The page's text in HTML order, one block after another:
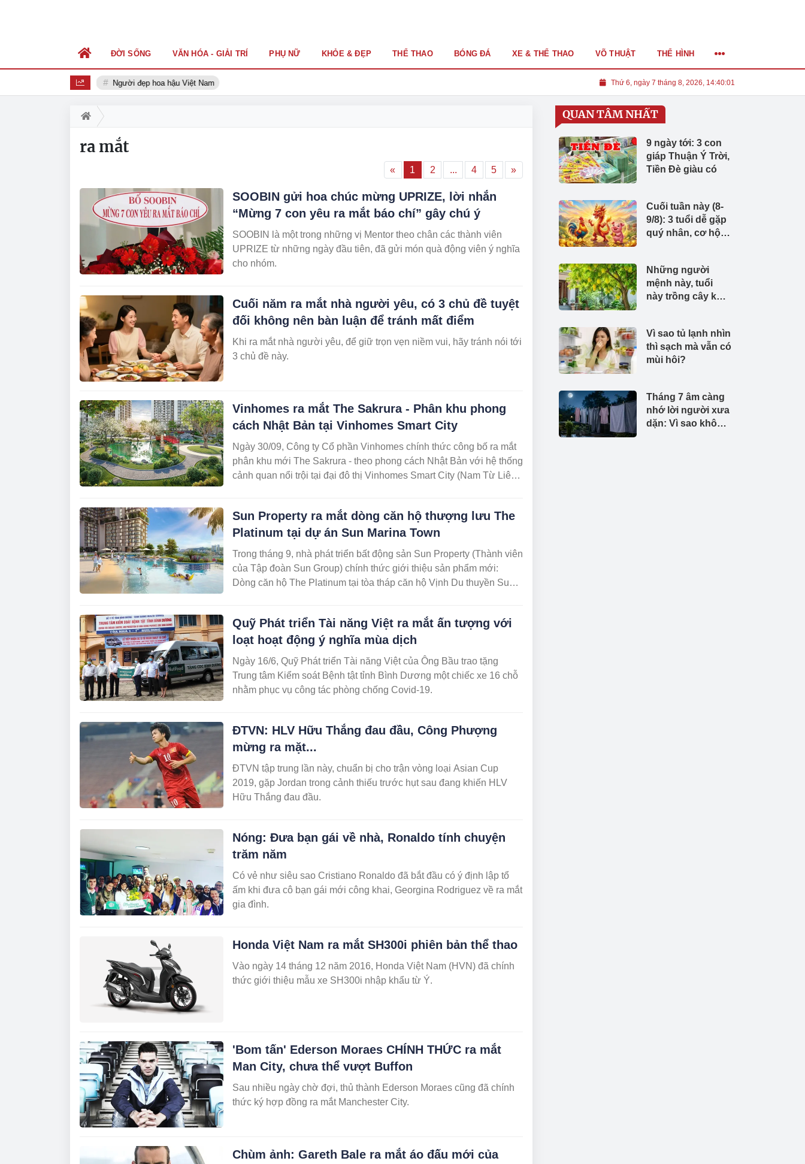
Người đẹp hoa hậu Việt Nam Thứ 6, ngày 7 tháng 8, 2026, 14:40:02
ĐỜI SỐNG VĂN HÓA - GIẢI TRÍ PHỤ NỮ KHỎE & ĐẸP THỂ THAO BÓNG ĐÁ XE & THỂ THAO VÕ THUẬT THỂ HÌNH
ra mắt
« 1 2 ... 4 5 »
SOOBIN gửi hoa chúc mừng UPRIZE, lời nhắn
“Mừng 7 con yêu ra mắt báo chí” gây chú ý
SOOBIN là một trong những vị Mentor theo chân các thành viên
UPRIZE từ những ngày đầu tiên, đã gửi món quà động viên ý nghĩa
cho nhóm.
Cuối năm ra mắt nhà người yêu, có 3 chủ đề tuyệt
đối không nên bàn luận để tránh mất điểm
Khi ra mắt nhà người yêu, để giữ trọn vẹn niềm vui, hãy tránh nói tới
3 chủ đề này.
Vinhomes ra mắt The Sakrura - Phân khu phong
cách Nhật Bản tại Vinhomes Smart City
Ngày 30/09, Công ty Cổ phần Vinhomes chính thức công bố ra mắt
phân khu mới The Sakrura - theo phong cách Nhật Bản với hệ thống
cảnh quan nổi trội tại đại đô thị Vinhomes Smart City (Nam Từ Liêm,
Sun Property ra mắt dòng căn hộ thượng lưu The
Platinum tại dự án Sun Marina Town
Trong tháng 9, nhà phát triển bất động sản Sun Property (Thành viên
của Tập đoàn Sun Group) chính thức giới thiệu sản phẩm mới:
Dòng căn hộ The Platinum tại tòa tháp căn hộ Vịnh Du thuyền Sun
Quỹ Phát triển Tài năng Việt ra mắt ấn tượng với
loạt hoạt động ý nghĩa mùa dịch
Ngày 16/6, Quỹ Phát triển Tài năng Việt của Ông Bầu trao tặng
Trung tâm Kiểm soát Bệnh tật tỉnh Bình Dương một chiếc xe 16 chỗ
nhằm phục vụ công tác phòng chống Covid-19.
ĐTVN: HLV Hữu Thắng đau đầu, Công Phượng
mừng ra mặt...
ĐTVN tập trung lần này, chuẩn bị cho trận vòng loại Asian Cup
2019, gặp Jordan trong cảnh thiếu trước hụt sau đang khiến HLV
Hữu Thắng đau đầu.
Nóng: Đưa bạn gái về nhà, Ronaldo tính chuyện
trăm năm
Có vẻ như siêu sao Cristiano Ronaldo đã bắt đầu có ý định lập tổ
ấm khi đưa cô bạn gái mới công khai, Georgina Rodriguez về ra mắt
gia đình.
Honda Việt Nam ra mắt SH300i phiên bản thể thao
Vào ngày 14 tháng 12 năm 2016, Honda Việt Nam (HVN) đã chính
thức giới thiệu mẫu xe SH300i nhập khẩu từ Ý.
'Bom tấn' Ederson Moraes CHÍNH THỨC ra mắt
Man City, chưa thể vượt Buffon
Sau nhiều ngày chờ đợi, thủ thành Ederson Moraes cũng đã chính
thức ký hợp đồng ra mắt Manchester City.
Chùm ảnh: Gareth Bale ra mắt áo đấu mới của
QUAN TÂM NHẤT
9 ngày tới: 3 con
giáp Thuận Ý Trời,
Tiền Đè giàu có
Cuối tuần này (8-
9/8): 3 tuổi dễ gặp
quý nhân, cơ hội
Những người
mệnh này, tuổi
này trồng cây khế
Vì sao tủ lạnh nhìn
thì sạch mà vẫn có
mùi hôi?
Tháng 7 âm càng
nhớ lời người xưa
dặn: Vì sao không